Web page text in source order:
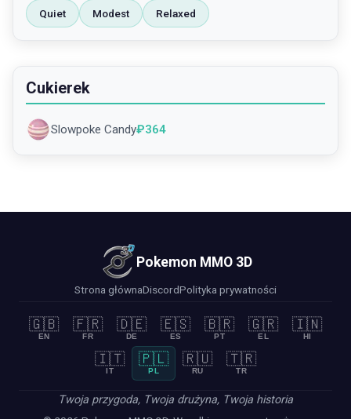
Quiet Modest Relaxed
Cukierek
Slowpoke Candy₽364
Pokemon MMO 3D
Strona głównaDiscordPolityka prywatności
🇬🇧
EN
🇫🇷
FR
🇩🇪
DE
🇪🇸
ES
🇧🇷
PT
🇬🇷
EL
🇮🇳
HI
🇮🇹
IT
🇵🇱
PL
🇷🇺
RU
🇹🇷
TR
Twoja przygoda, Twoja drużyna, Twoja historia